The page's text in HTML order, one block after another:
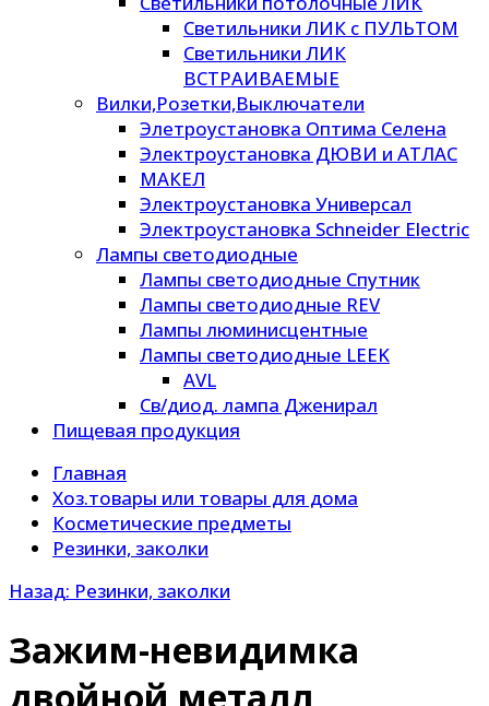
Светильники ЛИК с ПУЛЬТОМ
Светильники ЛИК
ВСТРАИВАЕМЫЕ
Вилки,Розетки,Выключатели
Элетроустановка Оптима Селена
Электроустановка ДЮВИ и АТЛАС
МАКЕЛ
Электроустановка Универсал
Электроустановка Schneider Electric
Лампы светодиодные
Лампы светодиодные Спутник
Лампы светодиодные REV
Лампы люминисцентные
Лампы светодиодные LEEK
AVL
Св/диод. лампа Дженирал
Пищевая продукция
Главная
Хоз.товары или товары для дома
Косметические предметы
Резинки, заколки
Назад: Резинки, заколки
Зажим-невидимка